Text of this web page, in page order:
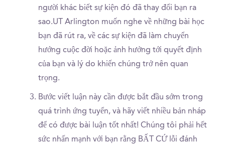
người khác biết sự kiện đó đã thay đổi bạn ra
sao.UT Arlington muốn nghe về những bài học
bạn đã rút ra, về các sự kiện đã làm chuyển
hướng cuộc đời hoặc ảnh hưởng tới quyết định
của bạn và lý do khiến chúng trở nên quan
trọng.
Bước viết luận này cần được bắt đầu sớm trong
quá trình ứng tuyển, và hãy viết nhiều bản nháp
để có được bài luận tốt nhất! Chúng tôi phải hết
sức nhấn mạnh với bạn rằng BẤT CỨ lỗi đánh